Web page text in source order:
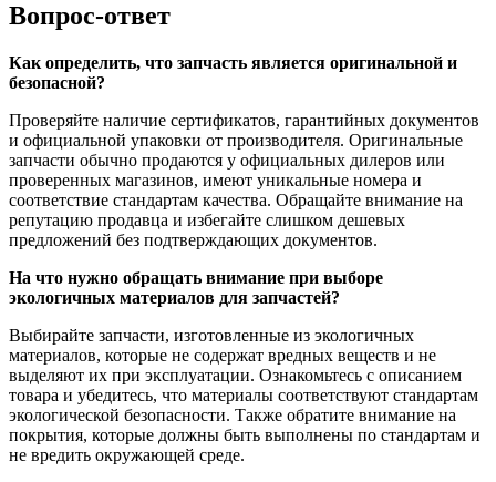
Вопрос-ответ
Как определить, что запчасть является оригинальной и
безопасной?
Проверяйте наличие сертификатов, гарантийных документов
и официальной упаковки от производителя. Оригинальные
запчасти обычно продаются у официальных дилеров или
проверенных магазинов, имеют уникальные номера и
соответствие стандартам качества. Обращайте внимание на
репутацию продавца и избегайте слишком дешевых
предложений без подтверждающих документов.
На что нужно обращать внимание при выборе
экологичных материалов для запчастей?
Выбирайте запчасти, изготовленные из экологичных
материалов, которые не содержат вредных веществ и не
выделяют их при эксплуатации. Ознакомьтесь с описанием
товара и убедитесь, что материалы соответствуют стандартам
экологической безопасности. Также обратите внимание на
покрытия, которые должны быть выполнены по стандартам и
не вредить окружающей среде.